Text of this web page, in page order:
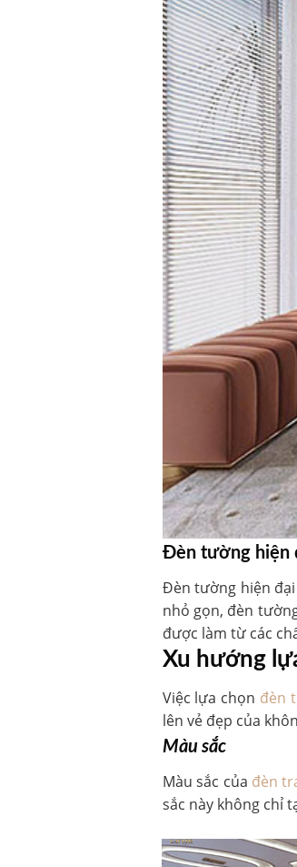
Đèn tường hiện
Đèn tường hiện
nhỏ gọn, đèn
được làm từ các
Xu hướng
Việc lựa chọn đèn
lên vẻ đẹp của
Màu sắc
Màu sắc của đèn
sắc này không chỉ